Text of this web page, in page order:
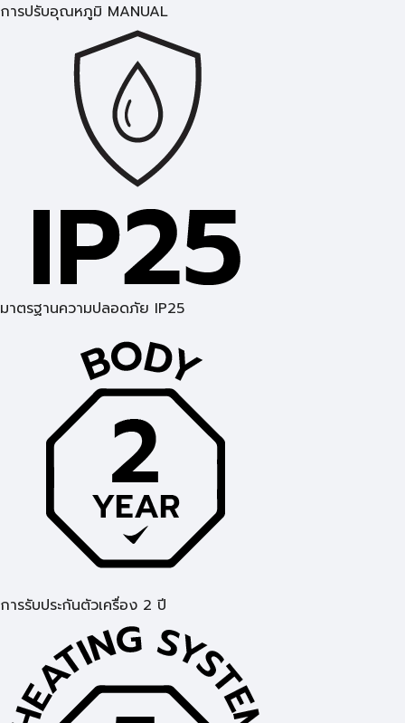
การปรับอุณหภูมิ MANUAL
มาตรฐานความปลอดภัย IP25
การรับประกันตัวเครื่อง 2 ปี